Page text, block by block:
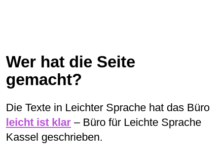
keine Hindernisse mehr.
Das bedeutet zum Beispiel:
Neben einer Treppe gibt es eine
Rampe
für Menschen im Rollstuhl.
Wer hat die Seite
gemacht?
Die Texte in Leichter Sprache hat das Büro
leicht ist klar– Büro für Leichte Sprache
Kassel geschrieben.